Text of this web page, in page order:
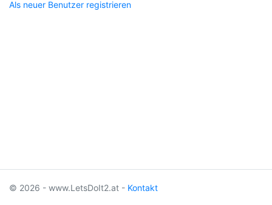
Als neuer Benutzer registrieren
© 2026 - www.LetsDoIt2.at - Kontakt